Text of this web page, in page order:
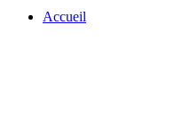
Accueil